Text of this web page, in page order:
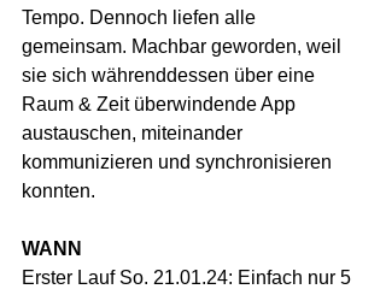
Tempo. Dennoch liefen alle
gemeinsam. Machbar geworden, weil
sie sich währenddessen über eine
Raum & Zeit überwindende App
austauschen, miteinander
kommunizieren und synchronisieren
konnten.
WANN
Erster Lauf So. 21.01.24: Einfach nur 5